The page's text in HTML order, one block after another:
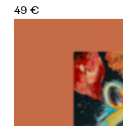
49 €